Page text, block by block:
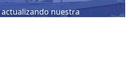
nuestra